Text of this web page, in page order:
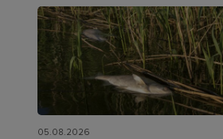
05.08.2026